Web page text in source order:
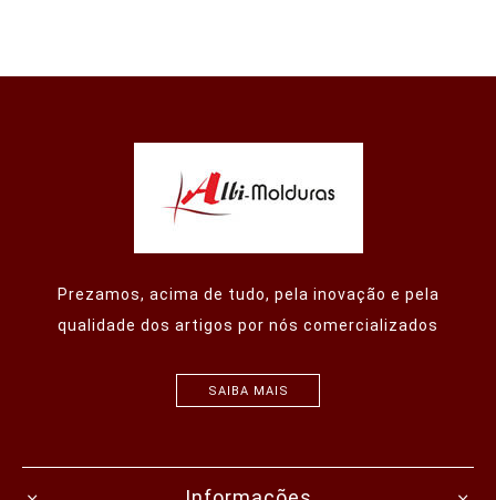
Prezamos, acima de tudo, pela inovação e pela
qualidade dos artigos por nós comercializados
SAIBA MAIS